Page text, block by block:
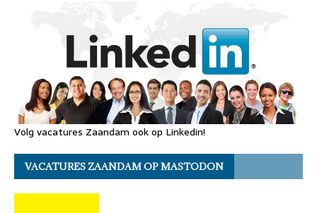
Volg vacatures Zaandam ook op Linkedin!
VACATURES ZAANDAM OP MASTODON